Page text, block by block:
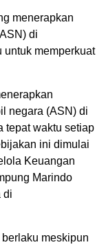
menerapkan
di
untuk memperkuat
negara (ASN) di
tepat waktu setiap
ini dimulai
Keuangan
Marindo
di
meskipun